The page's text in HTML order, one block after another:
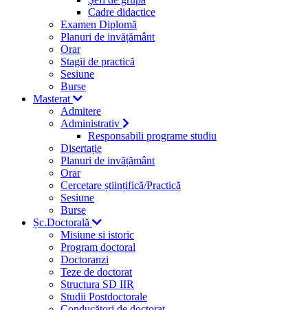
Cadre didactice
Examen Diplomă
Planuri de invățământ
Orar
Stagii de practică
Sesiune
Burse
Masterat
Admitere
Administrativ
Responsabili programe studiu
Disertație
Planuri de invățământ
Orar
Cercetare științifică/Practică
Sesiune
Burse
Șc.Doctorală
Misiune si istoric
Program doctoral
Doctoranzi
Teze de doctorat
Structura SD IIR
Studii Postdoctorale